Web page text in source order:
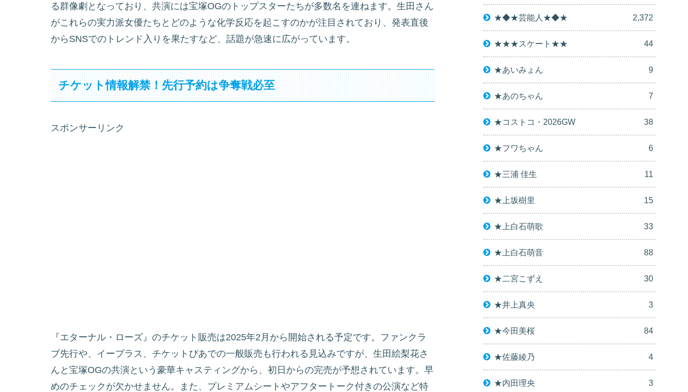
る群像劇となっており、共演には宝塚OGのトップスターたちが多数名を連ねます。生田さん
がこれらの実力派女優たちとどのような化学反応を起こすのかが注目されており、発表直後
からSNSでのトレンド入りを果たすなど、話題が急速に広がっています。
チケット情報解禁！先行予約は争奪戦必至
スポンサーリンク
『エターナル・ローズ』のチケット販売は2025年2月から開始される予定です。ファンクラ
ブ先行や、イープラス、チケットぴあでの一般販売も行われる見込みですが、生田絵梨花さ
んと宝塚OGの共演という豪華キャスティングから、初日からの完売が予想されています。早
めのチェックが欠かせません。また、プレミアムシートやアフタートーク付きの公演など特
★◆★芸能人★◆★ 2,372
★★★スケート★★ 44
★あいみょん 9
★あのちゃん 7
★コストコ・2026GW 38
★フワちゃん 6
★三浦 佳生 11
★上坂樹里 15
★上白石萌歌 33
★上白石萌音 88
★二宮こずえ 30
★井上真央 3
★今田美桜 84
★佐藤綾乃 4
★内田理央 3